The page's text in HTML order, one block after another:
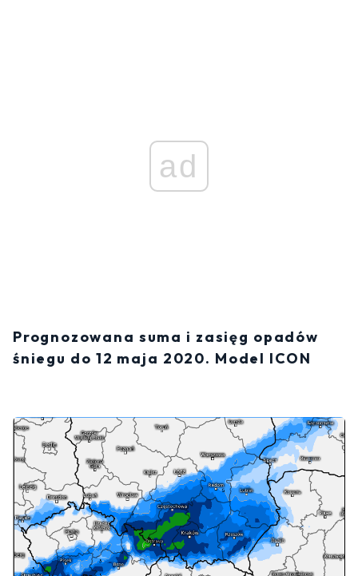
ad
Prognozowana suma i zasięg opadów
śniegu do 12 maja 2020. Model ICON